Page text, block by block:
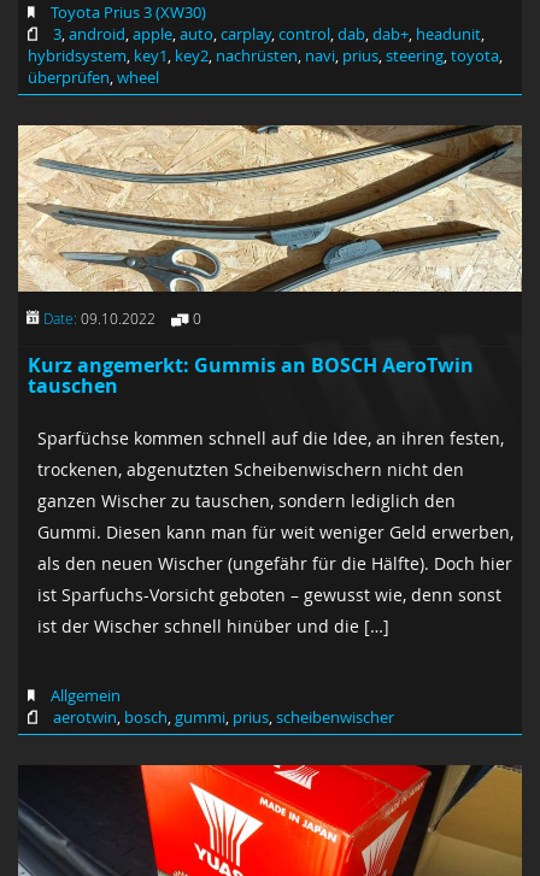
Toyota Prius 3 (XW30)
3,android,apple,auto,carplay,control,dab,dab+, headunit,
hybridsystem, key1, key2, nachrüsten, navi, prius,steering,toyota,
überprüfen,wheel
Date: 09.10.2022 0
Kurz angemerkt: Gummis an BOSCH AeroTwin
tauschen
Sparfüchse kommen schnell auf die Idee, an ihren festen,
trockenen, abgenutzten Scheibenwischern nicht den
ganzen Wischer zu tauschen, sondern lediglich den
Gummi. Diesen kann man für weit weniger Geld erwerben,
als den neuen Wischer (ungefähr für die Hälfte). Doch hier
ist Sparfuchs-Vorsicht geboten – gewusst wie, denn sonst
ist der Wischer schnell hinüber und die […]
Allgemein
aerotwin, bosch,gummi, prius,scheibenwischer